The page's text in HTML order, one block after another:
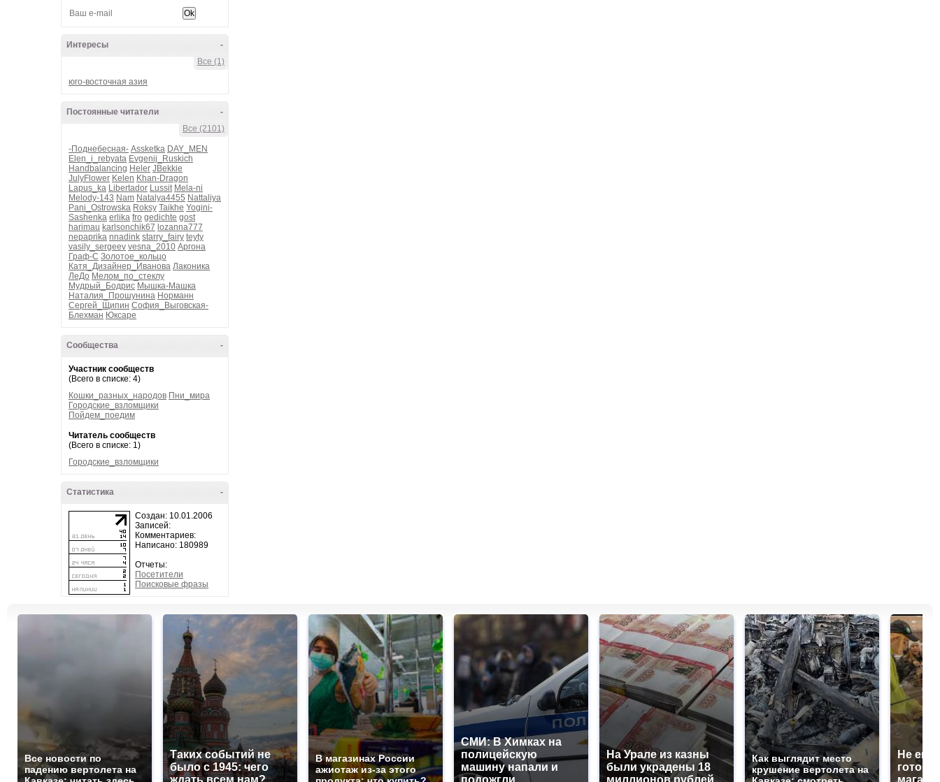
-
Интересы
Все (1)
юго-восточная азия
-
Постоянные читатели
Все (2101)
-Поднебесная- Assketka DAY_MEN
Elen_i_rebyata Evgenij_Ruskich
Handbalancing Heler JBekkie
JulyFlower Kelen Khan-Dragon
Lapus_ka Libertador Lussit Mela-ni
Melody-143 Nam Natalya4455 Nattaliya
Pani_Ostrowska Roksy Taikhe Yogini-
Sashenka erlika fro gedichte gost
harimau karlsonchik67 lozanna777
nepaprika nnadink starry_fairy teyty
vasily_sergeev vesna_2010 Аргона
Граф-С Золотое_кольцо
Катя_Дизайнер_Иванова Лаконика
ЛеДо Мелом_по_стеклу
Мудрый_Бодрис Мышка-Машка
Наталия_Прошунина Норманн
Сергей_Щипин София_Выговская-
Блехман Юксаре
-
Сообщества
Участник сообществ
(Всего в списке: 4)
Кошки_разных_народов Пни_мира
Городские_взломщики
Пойдем_поедим
Читатель сообществ
(Всего в списке: 1)
Городские_взломщики
-
Статистика
Создан: 10.01.2006
Записей:
Комментариев:
Написано: 180989
Отчеты:
Посетители
Поисковые фразы
Все новости по
падению вертолета на
Таких событий не
было с 1945: чего
ждать всем нам?
В магазинах России
ажиотаж из-за этого
СМИ: В Химках на
полицейскую
машину напали и
подожгли.
На Урале из казны
были украдены 18
миллионов рублей
Как выглядит место
крушение вертолета на
Не